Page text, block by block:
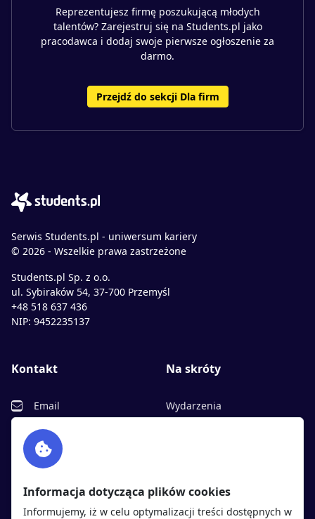
Reprezentujesz firmę poszukującą młodych
talentów? Zarejestruj się na Students.pl jako
pracodawca i dodaj swoje pierwsze ogłoszenie za
darmo.
Przejdź do sekcji Dla firm
Serwis Students.pl - uniwersum kariery
© 2026 - Wszelkie prawa zastrzeżone
Students.pl Sp. z o.o.
ul. Sybiraków 54, 37-700 Przemyśl
+48 518 637 436
NIP: 9452235137
Kontakt
Email
Facebook
Twitter
Na skróty
Wydarzenia
Polityka cookies
Polityka prywatności
Informacja dotycząca plików cookies
Informujemy, iż w celu optymalizacji treści dostępnych w